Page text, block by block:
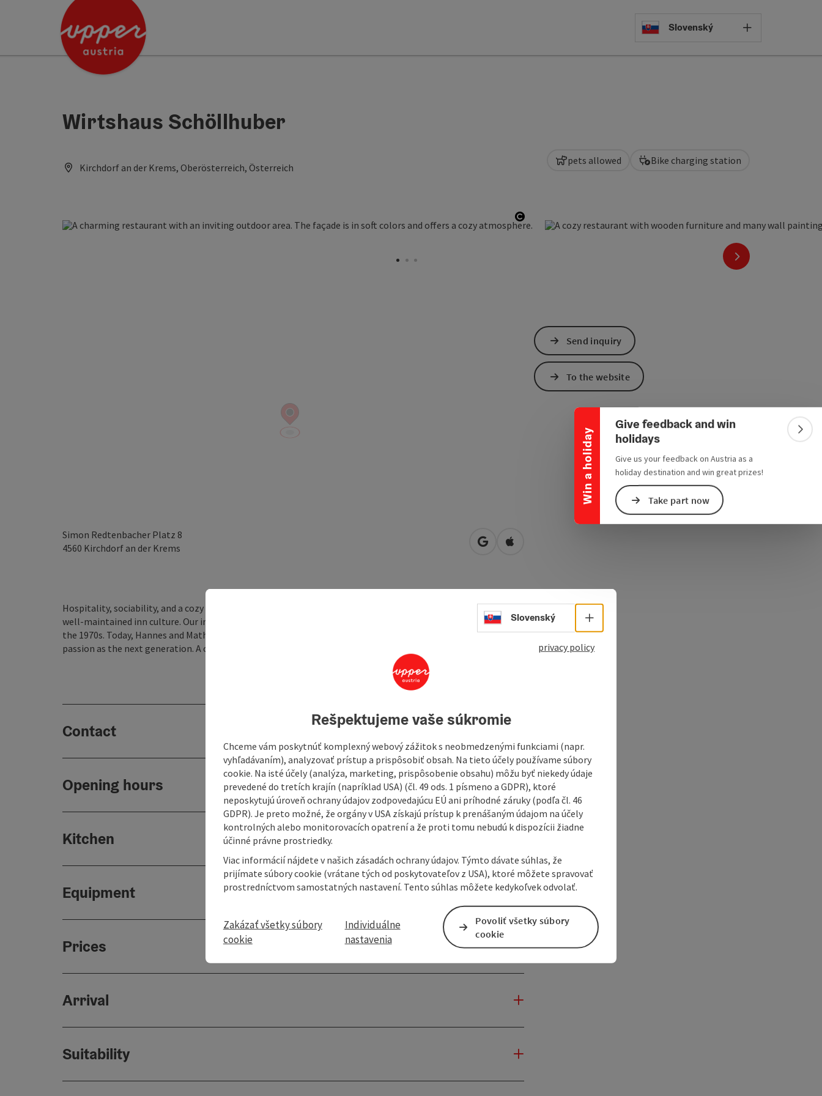
Accesskey
Accesskey
Win a holiday
Collapse banner
Give feedback and win
holidays
Give us your feedback on Austria as a
holiday destination and win great prizes!
Take part now
Select
Slovenský
Wirtshaus Schöllhuber
Kirchdorf an der Krems, Oberösterreich, Österreich
Open copyright
next slide
pets allowed Bike charging station
Simon Redtenbacher Platz 8
4560 Kirchdorf an der Krems open in Google Maps
Open in Apple Maps
Hospitality, sociability, and a cozy togetherness are at the heart of our establishment and are embodied in a
well-maintained inn culture. Our inn, once known as "Zur goldenen Krone," was taken over by Heinz and Lore in
the 1970s. Today, Hannes and Mathilde carry on the inn and the butcher shop with just as much love and
passion as the next generation. A combination of tradition and innovation that is reflected in every meal.
Contact
Opening hours
Kitchen
Equipment
Prices
Arrival
Suitability
Send inquiry
To the website
Select language - Open menu
Slovenský
privacy policy
Rešpektujeme vaše súkromie
Chceme vám poskytnúť komplexný webový zážitok s neobmedzenými funkciami (napr.
vyhľadávaním), analyzovať prístup a prispôsobiť obsah. Na tieto účely používame súbory
cookie. Na isté účely (analýza, marketing, prispôsobenie obsahu) môžu byť niekedy údaje
prevedené do tretích krajín (napríklad USA) (čl. 49 ods. 1 písmeno a GDPR), ktoré
neposkytujú úroveň ochrany údajov zodpovedajúcu EÚ ani príhodné záruky (podľa čl. 46
GDPR). Je preto možné, že orgány v USA získajú prístup k prenášaným údajom na účely
kontrolných alebo monitorovacích opatrení a že proti tomu nebudú k dispozícii žiadne
účinné právne prostriedky.
Viac informácií nájdete v našich zásadách ochrany údajov. Týmto dávate súhlas, že
prijímate súbory cookie (vrátane tých od poskytovateľov z USA), ktoré môžete spravovať
prostredníctvom samostatných nastavení. Tento súhlas môžete kedykoľvek odvolať.
Zakázať všetky súbory
cookie
Individuálne
nastavenia
Povoliť všetky súbory
cookie